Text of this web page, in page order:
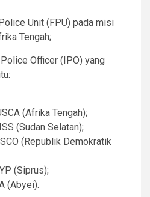
Unit (FPU) pada misi
Tengah;
Officer (IPO) yang
(Afrika Tengah);
(Sudan Selatan);
(Republik Demokratik
(Siprus);
(Abyei).